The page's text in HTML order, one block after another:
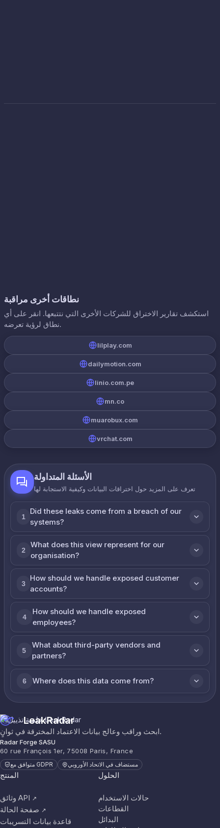
نطاقات أخرى مراقبة
استكشف تقارير الاختراق للشركات الأخرى التي نتتبعها. انقر على أي
نطاق لرؤية تعرضه.
lilplay.com
dailymotion.com
linio.com.pe
mn.co
muarobux.com
vrchat.com
الأسئلة المتداولة
تعرف على المزيد حول اختراقات البيانات وكيفية الاستجابة لها
1
Did these leaks come from a breach of our
systems?
2
What does this view represent for our
organisation?
3
How should we handle exposed customer
accounts?
4
How should we handle exposed
employees?
5
What about third-party vendors and
partners?
6 Where does this data come from?
LeakRadar
ابحث وراقب وعالج بيانات الاعتماد المخترقة في ثوانٍ.
Radar Forge SASU
60 rue François 1er, 75008 Paris, France
متوافق مع GDPR مستضاف في الاتحاد الأوروبي
المنتج
وثائق API ↗
صفحة الحالة ↗
قاعدة بيانات التسريبات
الحلول
حالات الاستخدام
القطاعات
البدائل